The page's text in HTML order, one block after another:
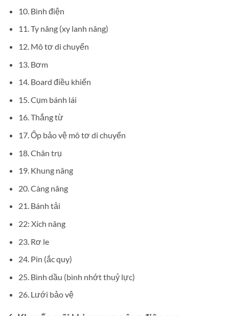
10. Bình điện
11. Ty nâng (xy lanh nâng)
12. Mô tơ di chuyển
13. Bơm
14. Board điều khiển
15. Cụm bánh lái
16. Thắng từ
17. Ốp bảo vệ mô tơ di chuyển
18. Chân trụ
19. Khung nâng
20. Càng nâng
21. Bánh tải
22: Xích nâng
23. Rơ le
24. Pin (ắc quy)
25. Bình dầu (bình nhớt thuỷ lực)
26. Lưới bảo vệ